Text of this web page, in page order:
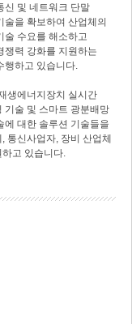
신 및 네트워크 단말
술을 확보하여 산업체의
술 수요를 해소하고
쟁력 강화를 지원하는
행하고 있습니다.
생에너지장치 실시간
기술 및 스마트 광분배망
에 대한 솔루션 기술들을
통신사업자, 장비 산업체
고 있습니다.